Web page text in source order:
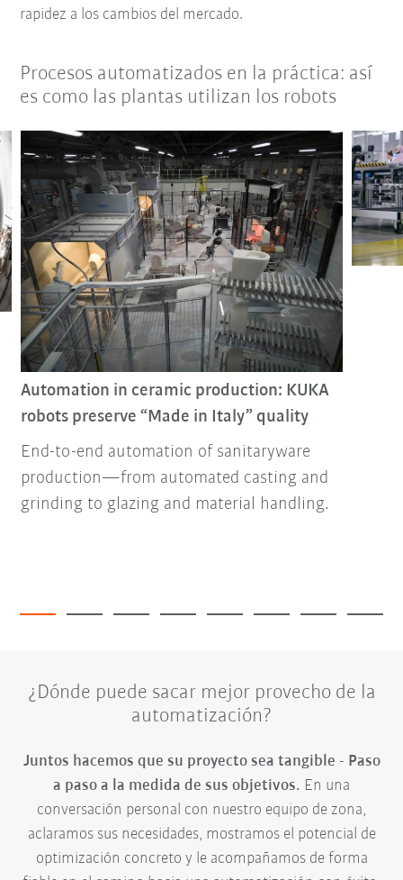
rapidez a los cambios del mercado.
Procesos automatizados en la práctica: así
es como las plantas utilizan los robots
Automation in ceramic production: KUKA
robots preserve “Made in Italy” quality
End-to-end automation of sanitaryware
production—from automated casting and
grinding to glazing and material handling.
¿Dónde puede sacar mejor provecho de la
automatización?
Juntos hacemos que su proyecto sea tangible - Paso
a paso a la medida de sus objetivos. En una
conversación personal con nuestro equipo de zona,
aclaramos sus necesidades, mostramos el potencial de
optimización concreto y le acompañamos de forma